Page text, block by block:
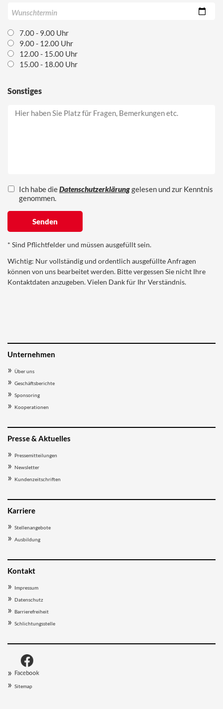
Wunschtermin
7.00 - 9.00 Uhr
9.00 - 12.00 Uhr
12.00 - 15.00 Uhr
15.00 - 18.00 Uhr
Sonstiges
Ich habe dieDatenschutzerklärunggelesen und zur Kenntnis
genommen.
* Sind Pflichtfelder und müssen ausgefüllt sein.
Wichtig: Nur vollständig und ordentlich ausgefüllte Anfragen
können von uns bearbeitet werden. Bitte vergessen Sie nicht Ihre
Kontaktdaten anzugeben. Vielen Dank für Ihr Verständnis.
Unternehmen
Über uns
Geschäftsberichte
Sponsoring
Kooperationen
Presse & Aktuelles
Pressemitteilungen
Newsletter
Kundenzeitschriften
Karriere
Stellenangebote
Ausbildung
Kontakt
Impressum
Datenschutz
Barrierefreiheit
Schlichtungsstelle
Sitemap